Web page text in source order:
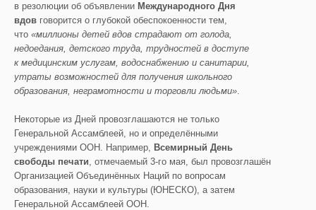
в резолюции об объявлении Международного Дня
вдов говорится о глубокой обеспокоенности тем,
что «миллионы детей вдов страдают от голода,
недоедания, детского труда, трудностей в доступе
к медицинским услугам, водоснабжению и санитарии,
утраты возможностей для получения школьного
образования, неграмотности и торговли людьми».
Некоторые из Дней провозглашаются не только
Генеральной Ассамблеей, но и определёнными
учреждениями ООН. Например, Всемирный День
свободы печати, отмечаемый 3-го мая, был провозглашён
Организацией Объединённых Наций по вопросам
образования, науки и культуры (ЮНЕСКО), а затем
Генеральной Ассамблеей ООН.